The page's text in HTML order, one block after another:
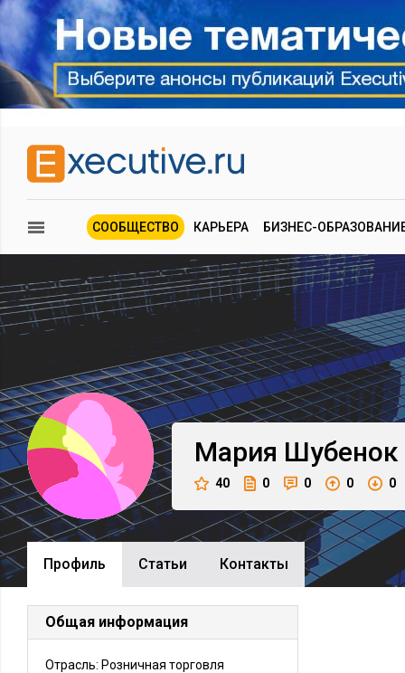
СООБЩЕСТВО КАРЬЕРА БИЗНЕС-
Мария Шубенок
40 0 0 0 0
Профиль Cтатьи Контакты
Общая информация
Отрасль: Розничная торговля